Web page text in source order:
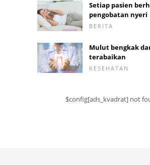
Setiap pasien
pengobatan nyeri
BERITA
Mulut bengkak
terabaikan
KESEHATAN
$config[ads_kvadrat] not